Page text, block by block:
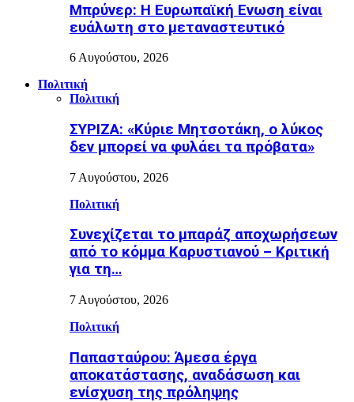
Μπρύνερ: Η Ευρωπαϊκή Ενωση είναι
ευάλωτη στο μεταναστευτικό
6 Αυγούστου, 2026
Πολιτική
Πολιτική
ΣΥΡΙΖΑ: «Κύριε Μητσοτάκη, ο λύκος
δεν μπορεί να φυλάει τα πρόβατα»
7 Αυγούστου, 2026
Πολιτική
Συνεχίζεται το μπαράζ αποχωρήσεων
από το κόμμα Καρυστιανού – Κριτική
για τη…
7 Αυγούστου, 2026
Πολιτική
Παπασταύρου: Άμεσα έργα
αποκατάστασης, αναδάσωση και
ενίσχυση της πρόληψης